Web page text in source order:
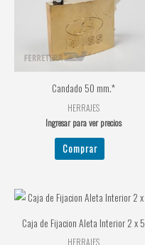
Candado 50 mm.*
HERRAJES
Ingresar para ver precios
Comprar
Caja de Fijacion Aleta Interior 2 x 5
HERRAJES